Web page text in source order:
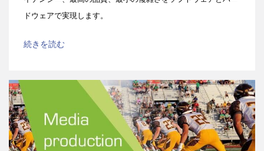
ドウェアで実現します。
続きを読む